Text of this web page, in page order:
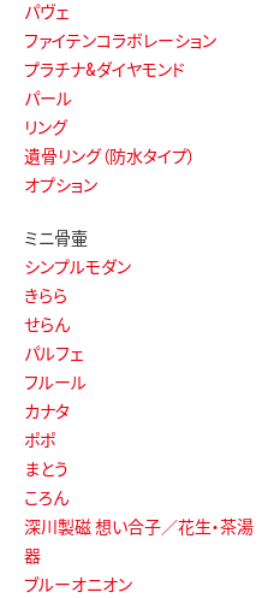
パヴェ
ファイテンコラボレーション
プラチナ&ダイヤモンド
パール
リング
遺骨リング（防水タイプ）
オプション
ミニ骨壷
シンプルモダン
きらら
せらん
パルフェ
フルール
カナタ
ポポ
まとう
ころん
深川製磁 想い合子／花生・茶湯
器
ブルーオニオン